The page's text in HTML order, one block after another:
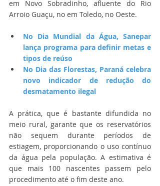
em Novo Sobradinho, afluente do Rio
Arroio Guaçu, no em Toledo, no Oeste.
No Dia Mundial da Água, Sanepar
lança programa para definir metas e
tipos de reúso
No Dia das Florestas, Paraná celebra
novo indicador de redução do
desmatamento ilegal
A prática, que é bastante difundida no
meio rural, garante que os reservatórios
não sequem durante períodos de
estiagem, proporcionando o uso contínuo
da água pela população. A estimativa é
que mais 100 nascentes passem pelo
procedimento até o fim deste ano.